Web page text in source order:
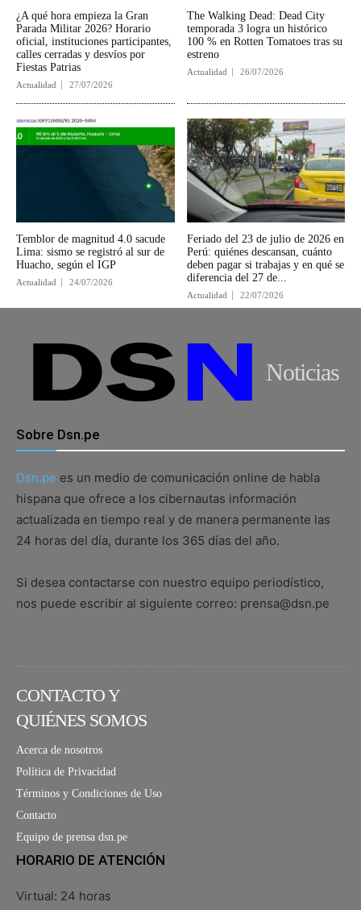
¿A qué hora empieza la Gran
Parada Militar 2026? Horario
oficial, instituciones participantes,
calles cerradas y desvíos por
Fiestas Patrias
Actualidad 27/07/2026
The Walking Dead: Dead City
temporada 3 logra un histórico
100 % en Rotten Tomatoes tras su
estreno
Actualidad 26/07/2026
Temblor de magnitud 4.0 sacude
Lima: sismo se registró al sur de
Huacho, según el IGP
Actualidad 24/07/2026
Feriado del 23 de julio de 2026 en
Perú: quiénes descansan, cuánto
deben pagar si trabajas y en qué se
diferencia del 27 de...
Actualidad 22/07/2026
Noticias
Sobre Dsn.pe
Dsn.pe es un medio de comunicación online de habla
hispana que ofrece a los cibernautas información
actualizada en tiempo real y de manera permanente las
24 horas del día, durante los 365 días del año.
Si desea contactarse con nuestro equipo periodístico,
nos puede escribir al siguiente correo: prensa@dsn.pe
CONTACTO Y
QUIÉNES SOMOS
Acerca de nosotros
Política de Privacidad
Términos y Condiciones de Uso
Contacto
Equipo de prensa dsn.pe
HORARIO DE ATENCIÓN
Virtual: 24 horas